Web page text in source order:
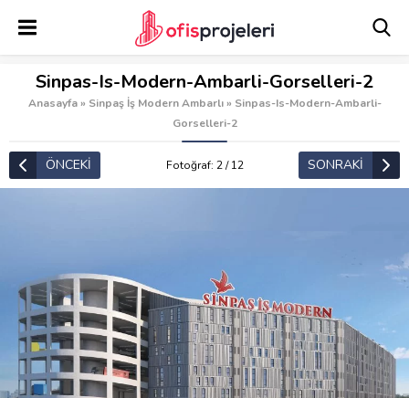
Sinpas-Is-Modern-Ambarli-Gorselleri-2
Anasayfa » Sinpaş İş Modern Ambarlı » Sinpas-Is-Modern-Ambarli-
Gorselleri-2
ÖNCEKİ Fotoğraf: 2 / 12 SONRAKİ